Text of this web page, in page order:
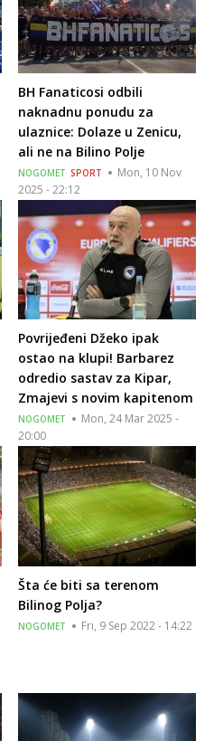
BH Fanaticosi odbili
naknadnu ponudu za
ulaznice: Dolaze u Zenicu,
ali ne na Bilino Polje
NOGOMET SPORT
Mon, 10 Nov
2025 - 22:12
Povrijeđeni Džeko ipak
ostao na klupi! Barbarez
odredio sastav za Kipar,
Zmajevi s novim kapitenom
NOGOMET
Mon, 24 Mar 2025 -
20:00
Šta će biti sa terenom
Bilinog Polja?
NOGOMET Fri, 9 Sep 2022 - 14:22